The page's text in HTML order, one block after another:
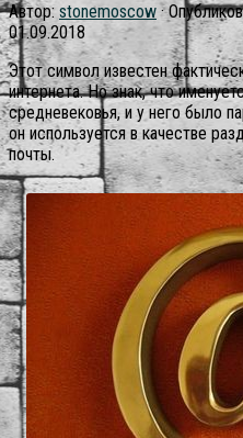
Автор: stonemoscow ·
01.09.2018
Этот символ известен
интернета. Но знак, что
средневековья, и у него было
он используется в качестве
почты.